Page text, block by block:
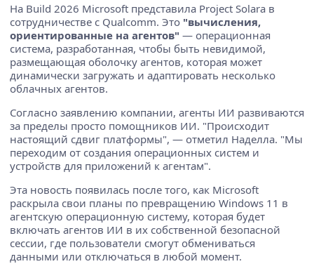
На Build 2026 Microsoft представила Project Solara в
сотрудничестве с Qualcomm. Это "вычисления,
ориентированные на агентов" — операционная
система, разработанная, чтобы быть невидимой,
размещающая оболочку агентов, которая может
динамически загружать и адаптировать несколько
облачных агентов.
Согласно заявлению компании, агенты ИИ развиваются
за пределы просто помощников ИИ. "Происходит
настоящий сдвиг платформы", — отметил Наделла. "Мы
переходим от создания операционных систем и
устройств для приложений к агентам".
Эта новость появилась после того, как Microsoft
раскрыла свои планы по превращению Windows 11 в
агентскую операционную систему, которая будет
включать агентов ИИ в их собственной безопасной
сессии, где пользователи смогут обмениваться
данными или отключаться в любой момент.